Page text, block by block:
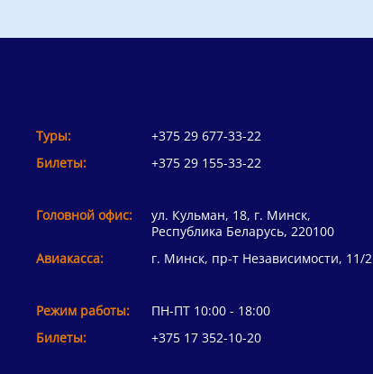
Туры:
+375 29 677-33-22
Билеты:
+375 29 155-33-22
Головной офис:
ул. Кульман, 18, г. Минск,
Республика Беларусь, 220100
Авиакасса:
г. Минск, пр-т Независимости, 11/2
Режим работы:
ПН-ПТ 10:00 - 18:00
Билеты:
+375 17 352-10-20